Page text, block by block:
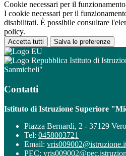
Cookie necessari per il funzionamento
I cookie necessari per il
disabilitati. È possibile consultare
policy.
Accetta tutti Salva le preferenze
Istituto di
Sanmicheli"
Contatti
Istituto di Istruzione Superiore
Piazza Bernardi, 2 - 37129
Tel: 0458003721
Email:
PEC: